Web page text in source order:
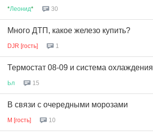
*Леонид* 30
Много ДТП, какое железо купить?
DJR [гость] 1
Термостат 08-09 и система охлаждения
Ьл 15
В связи с очередными морозами
M [гость] 10